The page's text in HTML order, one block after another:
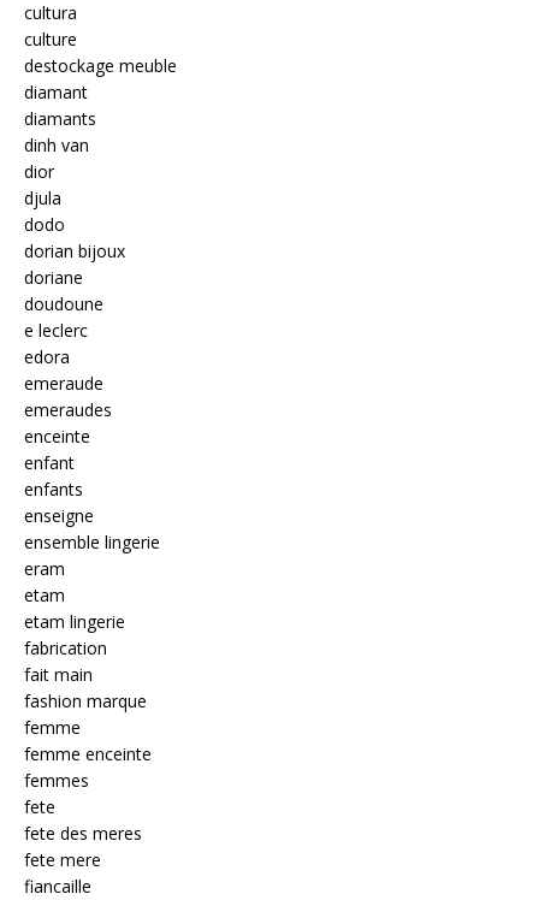
cultura
culture
destockage meuble
diamant
diamants
dinh van
dior
djula
dodo
dorian bijoux
doriane
doudoune
e leclerc
edora
emeraude
emeraudes
enceinte
enfant
enfants
enseigne
ensemble lingerie
eram
etam
etam lingerie
fabrication
fait main
fashion marque
femme
femme enceinte
femmes
fete
fete des meres
fete mere
fiancaille